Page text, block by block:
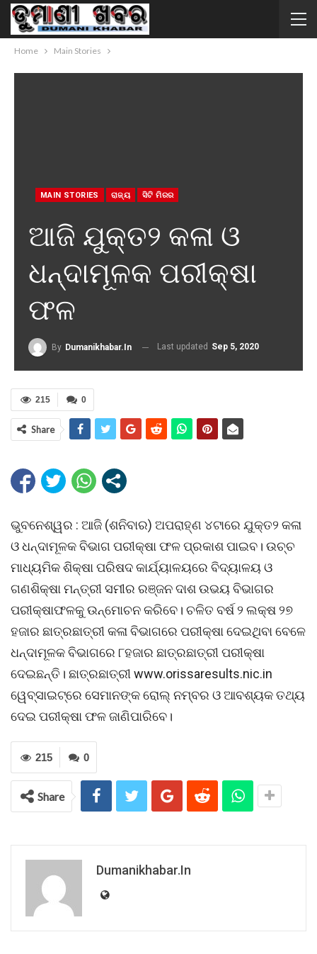
Home Main Stories
MAIN STORIES ରାଜ୍ୟ ସିଟି ମିରର
ଆଜି ଯୁକ୍ତ୨ କଳା ଓ
ଧନ୍ଦାମୂଳକ ପରୀକ୍ଷା
ଫଳ
By Dumanikhabar.in Last updated Sep 5, 2020
0
215
Share
ଭୁବନେଶ୍ୱର : ଆଜି (ଶନିବାର) ଅପରାହ୍‌ଣ ୪ଟାରେ ଯୁକ୍ତ୨ କଳା
ଓ ଧନ୍ଦାମୂଳକ ବିଭାଗ ପରୀକ୍ଷା ଫଳ ପ୍ରକାଶ ପାଇବ। ଉଚ୍ଚ
ମାଧ୍ୟମିକ ଶିକ୍ଷା ପରିଷଦ କାର୍ଯ୍ୟାଳୟରେ ବିଦ୍ୟାଳୟ ଓ
ଗଣଶିକ୍ଷା ମନ୍ତ୍ରୀ ସମୀର ରଞ୍ଜନ ଦାଶ ଉଭୟ ବିଭାଗର
ପରୀକ୍ଷାଫଳକୁ ଉନ୍ମୋଚନ କରିବେ। ଚଳିତ ବର୍ଷ ୨ ଲକ୍ଷ ୨୭
ହଜାର ଛାତ୍ରଛାତ୍ରୀ କଳା ବିଭାଗରେ ପରୀକ୍ଷା ଦେଇଥିବା ବେଳେ
ଧନ୍ଦାମୂଳକ ବିଭାଗରେ ୮ହଜାର ଛାତ୍ରଛାତ୍ରୀ ପରୀକ୍ଷା
ଦେଇଛନ୍ତି। ଛାତ୍ରଛାତ୍ରୀ www.orissaresults.nic.in
ୱେବ୍‌ସାଇଟ୍‌ରେ ସେମାନଙ୍କ ରୋଲ୍‌ ନମ୍ବର ଓ ଆବଶ୍ୟକ ତଥ୍ୟ
ଦେଇ ପରୀକ୍ଷା ଫଳ ଜାଣିପାରିବେ।
0
215
Share
Dumanikhabar.in